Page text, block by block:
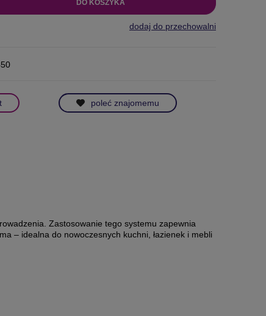
DO KOSZYKA
dodaj do przechowalni
poleć znajomemu
Zastosowanie tego systemu zapewnia
– idealna do nowoczesnych kuchni, łazienek i mebli